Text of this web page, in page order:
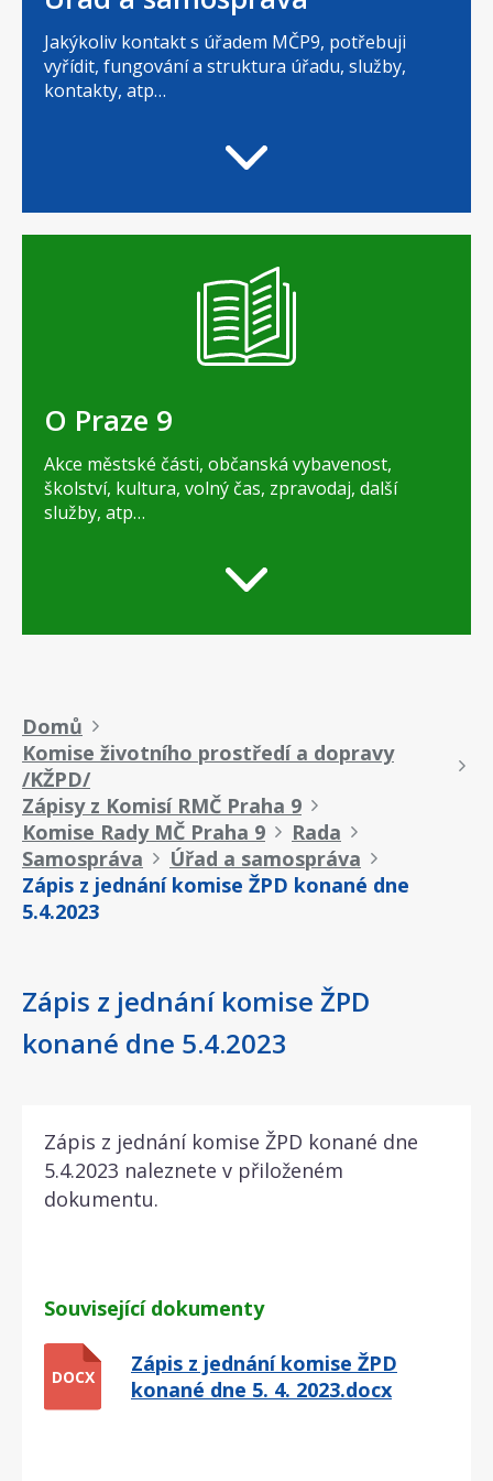
Jakýkoliv kontakt s úřadem MČP9, potřebuji
vyřídit, fungování a struktura úřadu, služby,
kontakty, atp…
O Praze 9
Akce městské části, občanská vybavenost,
školství, kultura, volný čas, zpravodaj, další
služby, atp…
Drobečková
navigace
Domů
Komise životního prostředí a dopravy
/KŽPD/
Zápisy z Komisí RMČ Praha 9
Komise Rady MČ Praha 9
Rada
Samospráva
Úřad a samospráva
Zápis z jednání komise ŽPD konané dne
5.4.2023
Zápis z jednání komise ŽPD
konané dne 5.4.2023
Zápis z jednání komise ŽPD konané dne
5.4.2023 naleznete v přiloženém
dokumentu.
Související dokumenty
DOCX
Zápis z jednání komise ŽPD
konané dne 5. 4. 2023.docx